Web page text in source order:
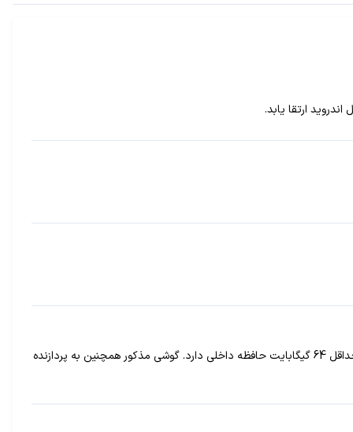
میان رده تازه Galaxy A6s سامسونگ از TENAA مجوز دریافت کرده و مشخصات آن مورد تأیید قرار گرفته است. این پردازنده 6 گیگابایت رم و حداقل 64 گیگابایت حافظه داخلی دارد. گوشی مذکور همچنین به پردازنده